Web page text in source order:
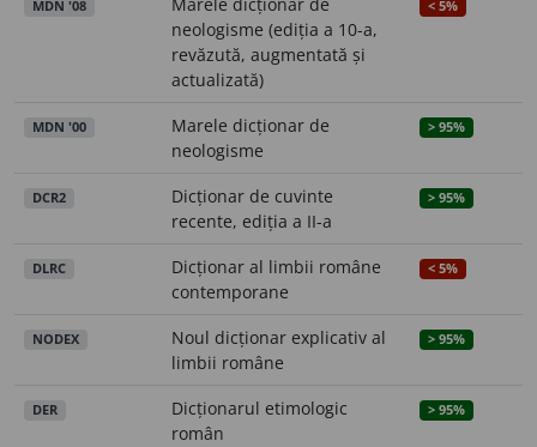
MDN '08
neologisme (ediția a 10-a,
revăzută, augmentată și
actualizată)
< 5%
MDN '00
Marele dicționar de
neologisme
> 95%
DCR2
Dicționar de cuvinte
recente, ediția a II-a
> 95%
DLRC
Dicționar al limbii române
contemporane
< 5%
NODEX
Noul dicționar explicativ al
limbii române
> 95%
DER
Dicționarul etimologic
român
> 95%